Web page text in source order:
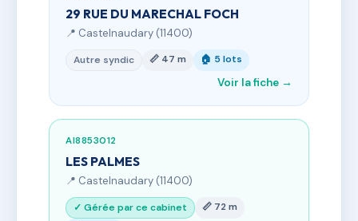
29 RUE DU MARECHAL FOCH
📍 Castelnaudary (11400)
Autre syndic 📏 47 m 🏠 5 lots
Voir la fiche →
AI8853012
LES PALMES
📍 Castelnaudary (11400)
✓ Gérée par ce cabinet
📏 72 m